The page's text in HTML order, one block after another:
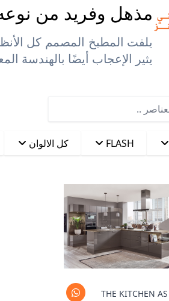
مذهل وفريد من
يلفت المطبخ المصمم كل
يثير الإعجاب أيضًا بالهندسة
FLASH كل الالوان
THE KITCHEN